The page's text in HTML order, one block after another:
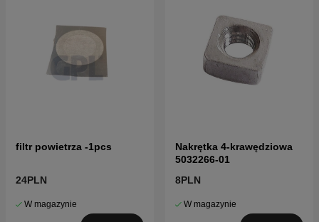
filtr powietrza -1pcs
24PLN
W magazynie
Nakrętka 4-krawędziowa
5032266-01
8PLN
W magazynie